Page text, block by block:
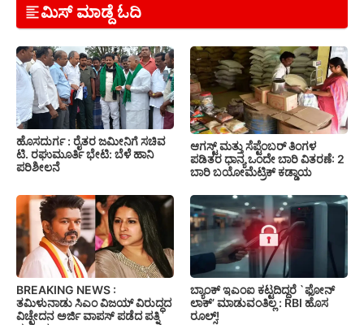
ಮಿಸ್ ಮಾಡ್ದೆ ಓದಿ
ಹೊಸದುರ್ಗ : ರೈತರ ಜಮೀನಿಗೆ ಸಚಿವ
ಟಿ. ರಘುಮೂರ್ತಿ ಭೇಟಿ: ಬೆಳೆ ಹಾನಿ
ಪರಿಶೀಲನೆ
ಆಗಸ್ಟ್ ಮತ್ತು ಸೆಪ್ಟೆಂಬರ್ ತಿಂಗಳ
ಪಡಿತರ ಧಾನ್ಯ ಒಂದೇ ಬಾರಿ ವಿತರಣೆ: 2
ಬಾರಿ ಬಯೋಮೆಟ್ರಿಕ್ ಕಡ್ಡಾಯ
BREAKING NEWS :
ತಮಿಳುನಾಡು ಸಿಎಂ ವಿಜಯ್ ವಿರುದ್ಧದ
ವಿಚ್ಛೇದನ ಅರ್ಜಿ ವಾಪಸ್ ಪಡೆದ ಪತ್ನಿ
ಬ್ಯಾಂಕ್ ಇಎಂಐ ಕಟ್ಟದಿದ್ದರೆ `ಫೋನ್
ಲಾಕ್’ ಮಾಡುವಂತಿಲ್ಲ : RBI ಹೊಸ
ರೂಲ್ಸ್!